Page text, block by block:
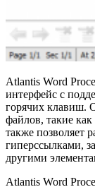
Atlantis Word
интерфейс с
горячих клавиш.
файлов, такие
также позволяет
гиперссылками,
другими
Atlantis Word